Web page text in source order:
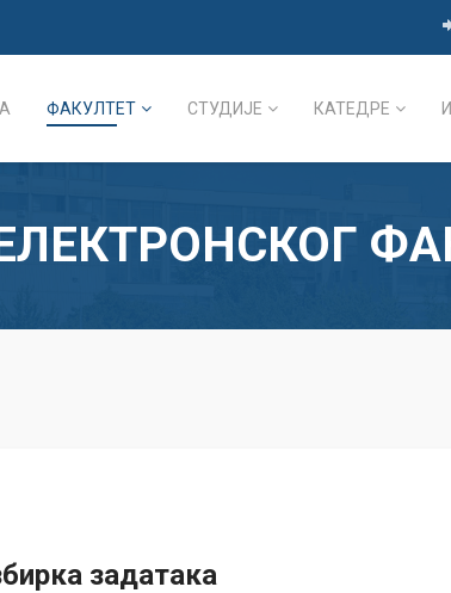
ФАКУЛТЕТ СТУДИЈЕ КАТЕДРЕ
задатака